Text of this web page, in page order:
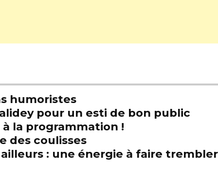
humoristes
pour un esti de bon public
la programmation !
des coulisses
: une énergie à faire